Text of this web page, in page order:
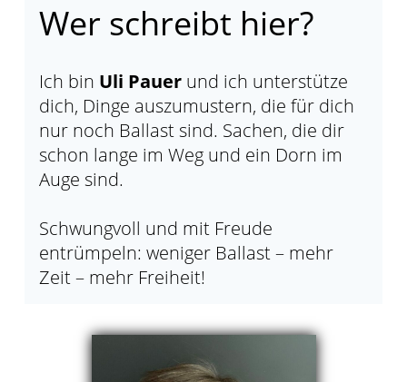
Wer schreibt hier?
Ich bin Uli Pauer und ich unterstütze
dich, Dinge auszumustern, die für dich
nur noch Ballast sind. Sachen, die dir
schon lange im Weg und ein Dorn im
Auge sind.
Schwungvoll und mit Freude
entrümpeln: weniger Ballast – mehr
Zeit – mehr Freiheit!